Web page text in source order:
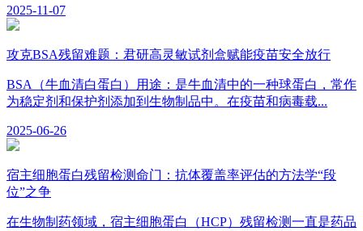
2025-11-07
攻克BSA残留难题：君研高灵敏试剂盒赋能疫苗安全放行
BSA（牛血清白蛋白）用途：是牛血清中的一种球蛋白，常作
为稳定剂和保护剂添加到生物制品中。在疫苗和病毒载...
2025-06-26
宿主细胞蛋白残留检测命门：抗体覆盖率评估的方法学“段
位”之争
在生物制药领域，宿主细胞蛋白（HCP）残留检测一直是药品